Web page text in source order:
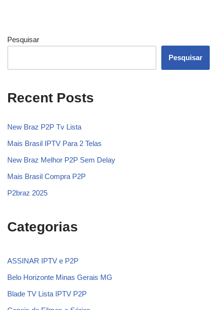
Pesquisar
Pesquisar
Recent Posts
New Braz P2P Tv Lista
Mais Brasil IPTV Para 2 Telas
New Braz Melhor P2P Sem Delay
Mais Brasil Compra P2P
P2braz 2025
Categorias
ASSINAR IPTV e P2P
Belo Horizonte Minas Gerais MG
Blade TV Lista IPTV P2P